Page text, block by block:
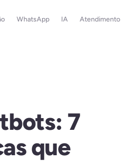
WhatsApp IA Atendimento
7
que